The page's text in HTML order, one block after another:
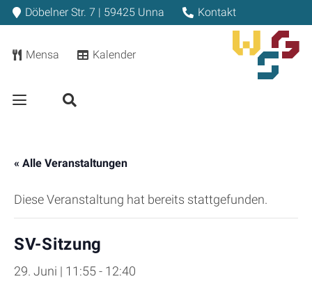
Döbelner Str. 7 | 59425 Unna Kontakt
Mensa Kalender
« Alle Veranstaltungen
Diese Veranstaltung hat bereits stattgefunden.
SV-Sitzung
29. Juni | 11:55- 12:40